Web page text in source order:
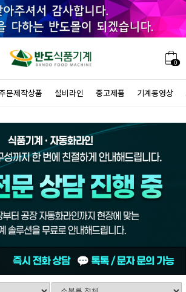
0
문제작상품 설비라인 중고제품 기계동영상